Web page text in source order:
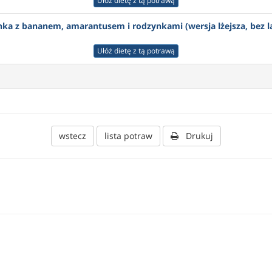
z bananem, amarantusem i rodzynkami (wersja lżejsza, bez
Ułóż dietę z tą potrawą
wstecz lista potraw Drukuj